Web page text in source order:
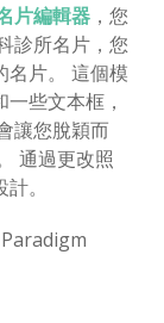
片編輯器 ，您
診所名片，您
名片。 這個模
些文本框，
讓您脫穎而
通過更改照
。